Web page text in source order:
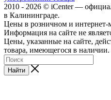
2010 - 2026 © iCenter —
в Калининграде.
Цены в розничном и интернет-
Информация на сайте не
Цены, указанные на сайте,
товара, имеющегося в наличии.
Найти